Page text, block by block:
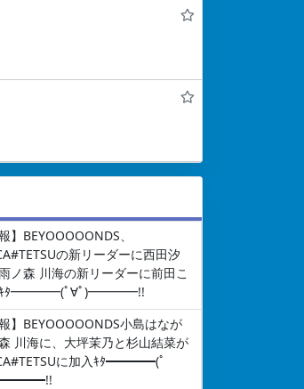
】BEYOOOOONDS、
の新リーダーに西田汐
ノ森 川海の新リーダーに前田こ
ｷﾀ━━━━(ﾟ∀ﾟ)━━━━!!
報】BEYOOOOONDS小島はなが
川海に、大坪茉乃と杉山結菜が
に加入ｷﾀ━━━━(ﾟ